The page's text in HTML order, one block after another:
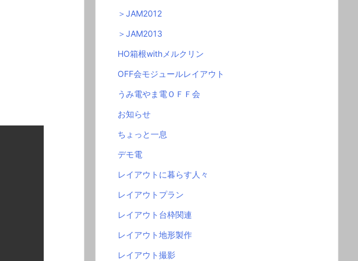
＞JAM2012
＞JAM2013
HO箱根withメルクリン
OFF会モジュールレイアウト
うみ電やま電ＯＦＦ会
お知らせ
ちょっと一息
デモ電
レイアウトに暮らす人々
レイアウトプラン
レイアウト台枠関連
レイアウト地形製作
レイアウト撮影